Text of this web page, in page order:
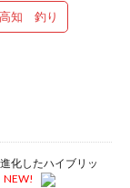
高知 釣り
化したハイブリッ
NEW!